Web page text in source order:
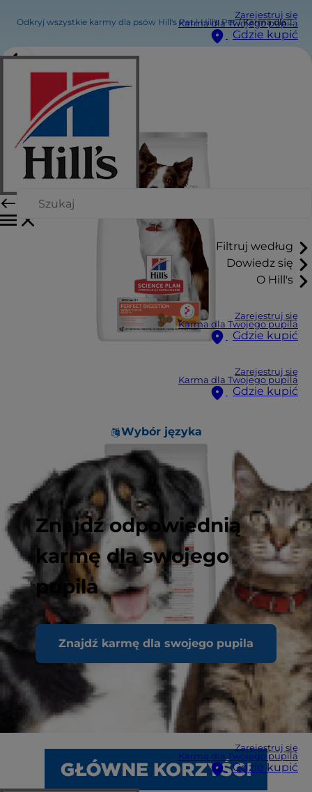
Zarejestruj się
Karma dla Twojego pupila
Gdzie kupić
Filtruj według
Dowiedz się
O Hill's
Zarejestruj się
Karma dla Twojego pupila
Gdzie kupić
Zarejestruj się
Karma dla Twojego pupila
Gdzie kupić
Wybór języka
Znajdź odpowiednią
karmę dla swojego
pupila
Znajdź karmę dla swojego pupila
Zarejestruj się
Karma dla Twojego pupila
Gdzie kupić
Odkryj wszystkie karmy dla psów Hill's Pet | Hill's Pet Karma dla psów Perfect Digestion Medium Adult 1+